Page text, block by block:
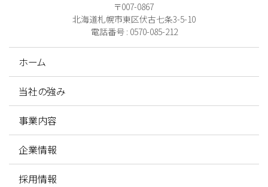
〒007-0867
北海道札幌市東区伏古七条3-5-10
電話番号 : 0570-085-212
ホーム
当社の強み
事業内容
企業情報
採用情報